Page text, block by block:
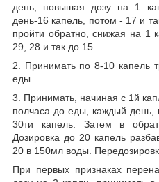
день, повышая дозу на 1
день-16 капель, потом - 17 и
пройти обратно, снижая на 1
29, 28 и так до 15.
2. Принимать по 8-10 капель
еды.
3. Принимать, начиная с 1й
полчаса до еды, каждый
30ти капель. Затем в
Дозировка до 20 капель
20 в 150мл воды.
При первых признаках